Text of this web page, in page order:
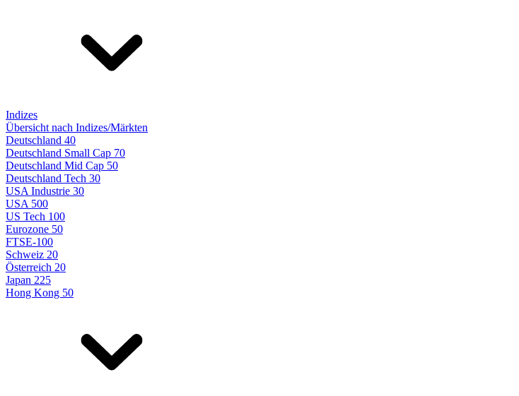
Indizes
Übersicht nach Indizes/Märkten
Deutschland 40
Deutschland Small Cap 70
Deutschland Mid Cap 50
Deutschland Tech 30
USA Industrie 30
USA 500
US Tech 100
Eurozone 50
FTSE-100
Schweiz 20
Österreich 20
Japan 225
Hong Kong 50